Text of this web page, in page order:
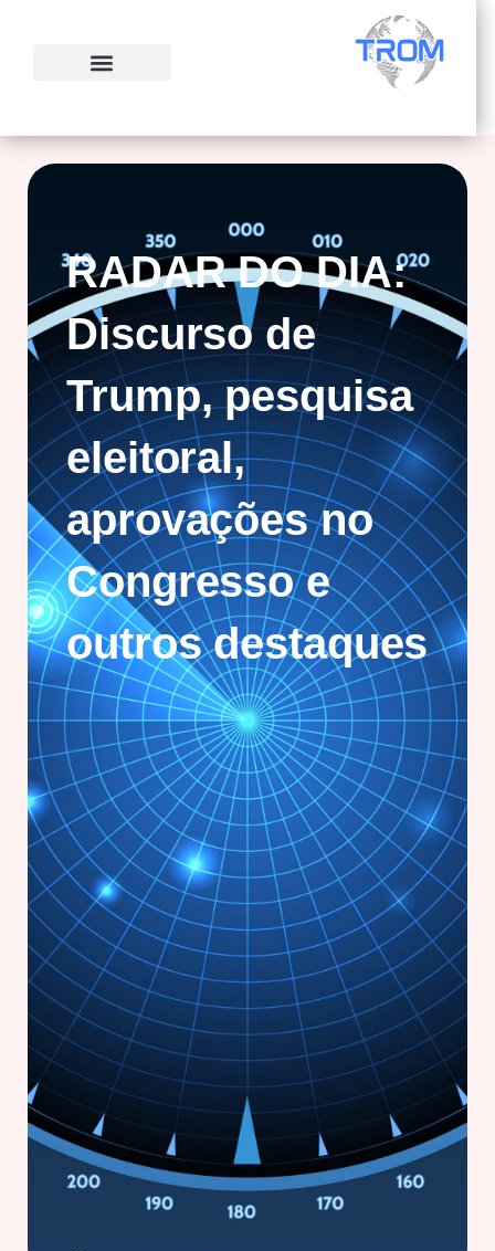
RADAR DO DIA:
Discurso de
Trump, pesquisa
eleitoral,
aprovações no
Congresso e
outros destaques